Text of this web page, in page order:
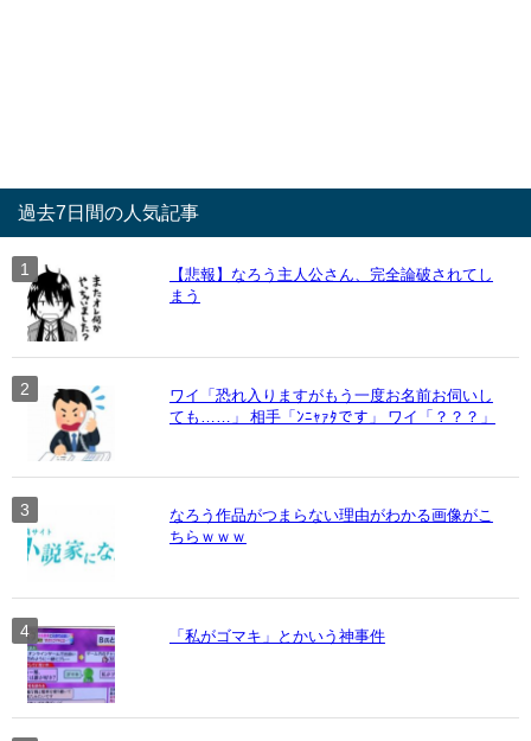
過去7日間の人気記事
【悲報】なろう主人公さん、完全論破されてし
まう
ワイ「恐れ入りますがもう一度お名前お伺いし
ても……」 相手「ﾝﾆｬｧﾀです」 ワイ「？？？」
なろう作品がつまらない理由がわかる画像がこ
ちらｗｗｗ
「私がゴマキ」とかいう神事件